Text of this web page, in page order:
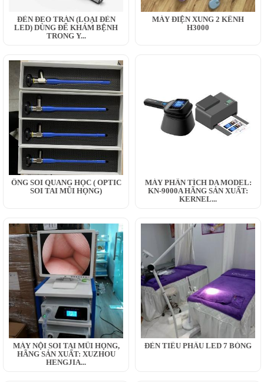
ĐÈN ĐEO TRÁN (LOẠI ĐÈN
LED) DÙNG ĐỂ KHÁM BỆNH
TRONG Y...
MÁY ĐIỆN XUNG 2 KÊNH
H3000
ỐNG SOI QUANG HỌC ( OPTIC
SOI TAI MŨI HỌNG)
MÁY PHÂN TÍCH DA MODEL:
KN-9000A HÃNG SẢN XUẤT:
KERNEL...
MÁY NỘI SOI TAI MŨI HỌNG,
HÃNG SẢN XUẤT: XUZHOU
HENGJIA...
ĐÈN TIỂU PHẪU LED 7 BÓNG